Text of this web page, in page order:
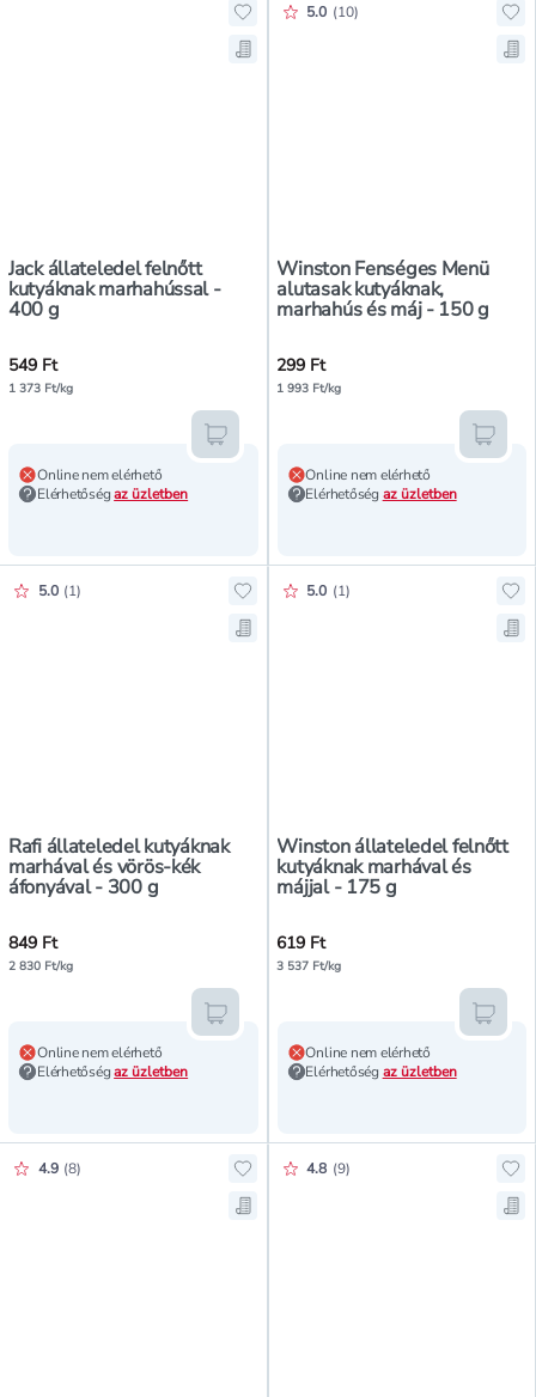
Jack állateledel felnőtt
kutyáknak marhahússal -
400 g
Hozzáadás a kedvencekhez,
Mentés a bevásárló listára, Jack
549 Ft
1 373 Ft/kg
Online nem elérhető
Elérhetőségaz üzletben
Kosárba teszem
Winston Fenséges Menü
alutasak kutyáknak,
marhahús és máj - 150 g
Értékelés pontszáma:
5.0 (10)
299 Ft
1 993 Ft/kg
Online nem elérhető
Elérhetőség az üzletben
Rafi állateledel kutyáknak
marhával és vörös-kék
áfonyával - 300 g
Értékelés pontszáma:
5.0 (1)
Hozzáadás a kedvencekhez,
Mentés a bevásárló listára, Rafi
849 Ft
2 830 Ft/kg
Online nem elérhető
Elérhetőségaz üzletben
Kosárba teszem
Winston állateledel felnőtt
kutyáknak marhával és
májjal - 175 g
Értékelés pontszáma:
5.0 (1)
619 Ft
3 537 Ft/kg
Online nem elérhető
Elérhetőség az üzletben
Értékelés pontszáma:
4.9 (8)
Hozzáadás a kedvencekhez,
Mentés a bevásárló listára,
Értékelés pontszáma:
4.8 (9)